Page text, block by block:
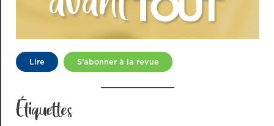
Lire S’abonner à la revue
Étiquettes